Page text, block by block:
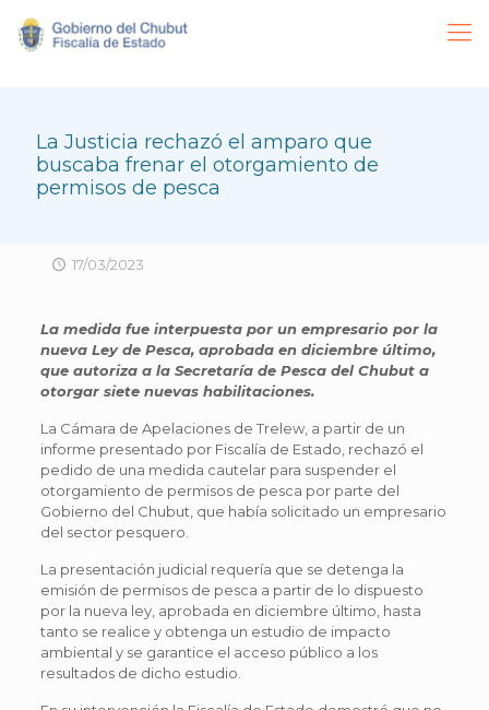
La Justicia rechazó el amparo que
buscaba frenar el otorgamiento de
permisos de pesca
17/03/2023
La medida fue interpuesta por un empresario por la
nueva Ley de Pesca, aprobada en diciembre último,
que autoriza a la Secretaría de Pesca del Chubut a
otorgar siete nuevas habilitaciones.
La Cámara de Apelaciones de Trelew, a partir de un
informe presentado por Fiscalía de Estado, rechazó el
pedido de una medida cautelar para suspender el
otorgamiento de permisos de pesca por parte del
Gobierno del Chubut, que había solicitado un empresario
del sector pesquero.
La presentación judicial requería que se detenga la
emisión de permisos de pesca a partir de lo dispuesto
por la nueva ley, aprobada en diciembre último, hasta
tanto se realice y obtenga un estudio de impacto
ambiental y se garantice el acceso público a los
resultados de dicho estudio.